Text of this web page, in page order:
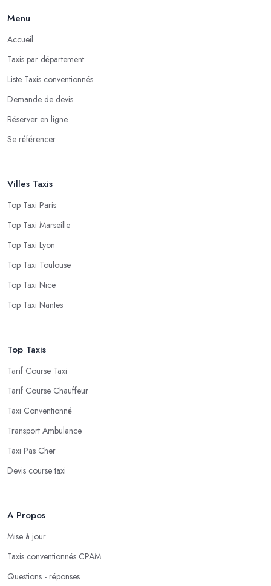
Menu
Accueil
Taxis par département
Liste Taxis conventionnés
Demande de devis
Réserver en ligne
Se référencer
Villes Taxis
Top Taxi Paris
Top Taxi Marseille
Top Taxi Lyon
Top Taxi Toulouse
Top Taxi Nice
Top Taxi Nantes
Top Taxis
Tarif Course Taxi
Tarif Course Chauffeur
Taxi Conventionné
Transport Ambulance
Taxi Pas Cher
Devis course taxi
A Propos
Mise à jour
Taxis conventionnés CPAM
Questions - réponses